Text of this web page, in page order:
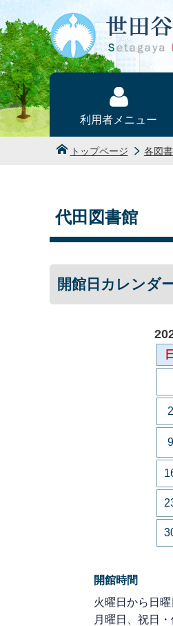
本文へ
利用者メニュー
トップページ 各図
代田図書館
開館日カレンダ
日
2
9
開館時間
火曜日から日
月曜日、祝日